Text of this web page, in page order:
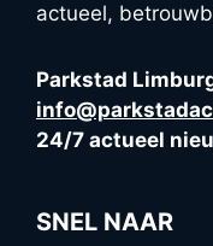
actueel,
Parkstad
24/7 actueel
SNEL NAAR